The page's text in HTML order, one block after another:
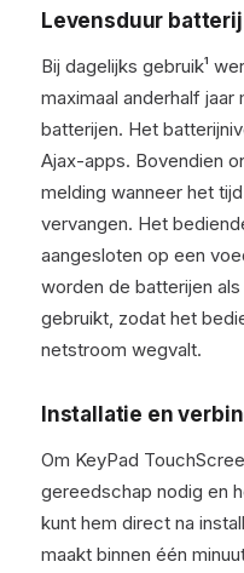
Levensduur
Bij dagelijks gebruik¹
maximaal anderhalf
batterijen. Het
Ajax-apps. Bovendien
melding wanneer het
vervangen. Het
aangesloten op een
worden de batterijen
gebruikt, zodat het
netstroom wegvalt.
Installatie en
Om KeyPad
gereedschap nodig en
kunt hem direct na
maakt binnen één